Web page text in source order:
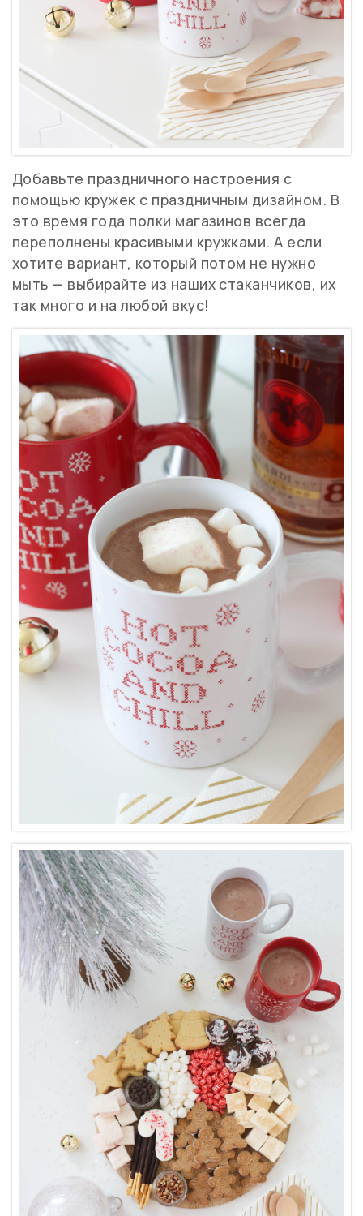
Добавьте праздничного настроения с
помощью кружек с праздничным дизайном. В
это время года полки магазинов всегда
переполнены красивыми кружками. А если
хотите вариант, который потом не нужно
мыть — выбирайте из наших стаканчиков, их
так много и на любой вкус!